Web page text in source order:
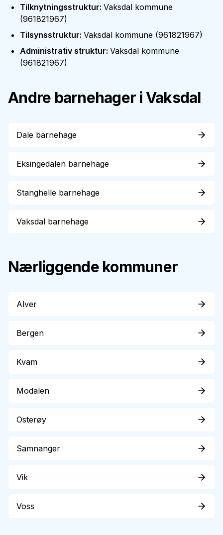
Tilknytningsstruktur: Vaksdal kommune
(961821967)
Tilsynsstruktur: Vaksdal kommune (961821967)
Administrativ struktur: Vaksdal kommune
(961821967)
Andre barnehager iVaksdal
Dale barnehage
Eksingedalen barnehage
Stanghelle barnehage
Vaksdal barnehage
Nærliggende kommuner
Alver
Bergen
Kvam
Modalen
Osterøy
Samnanger
Vik
Voss